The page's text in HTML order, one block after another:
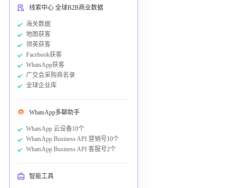
线索中心 全球B2B商业数据
海关数据
地图获客
领英获客
Facebook获客
WhatsApp获客
广交会采购商名录
全球企业库
WhatsApp多聊助手
WhatsApp 云设备10个
WhatsApp Business API 营销号10个
WhatsApp Business API 客服号2个
智能工具